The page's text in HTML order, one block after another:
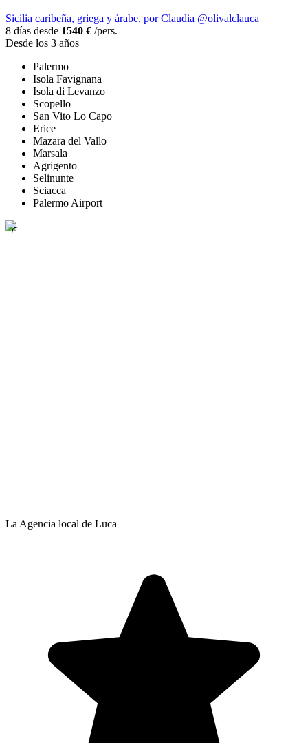
Sicilia caribeña, griega y árabe, por Claudia @olivalclauca
8 días desde 1540 € /pers.
Desde los 3 años
Palermo
Isola Favignana
Isola di Levanzo
Scopello
San Vito Lo Capo
Erice
Mazara del Vallo
Marsala
Agrigento
Selinunte
Sciacca
Palermo Airport
La Agencia local de Luca